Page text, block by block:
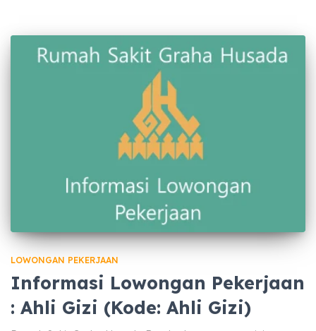
LOWONGAN PEKERJAAN
Informasi Lowongan Pekerjaan
: Ahli Gizi (Kode: Ahli Gizi)